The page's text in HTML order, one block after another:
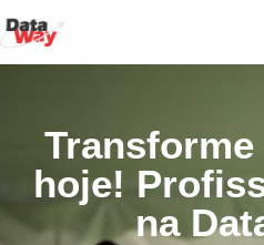
hoje!
na